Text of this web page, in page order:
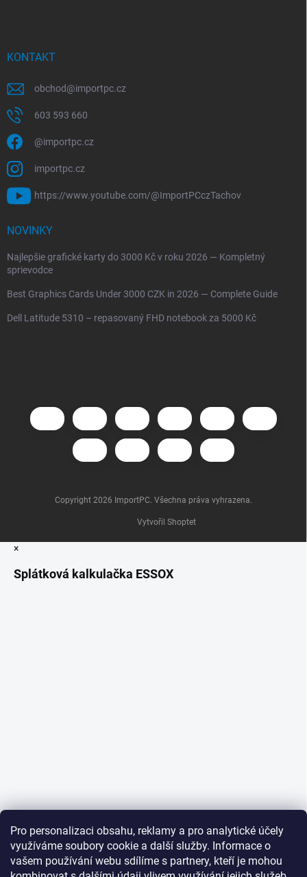
Pro personalizaci obsahu, reklamy a pro analytické účely
využíváme soubory cookie a další služby. Informace o
vašem používání webu sdílíme s partnery, kteří je mohou
KONTAKT
obchod@importpc.cz
603 593 660
@importpc.cz
importpc.cz
https://www.youtube.com/@ImportPCczTachov
NOVINKY
Najlepšie grafické karty do 3000 Kč v roku 2026 — Kompletný
sprievodce
Best Graphics Cards Under 3000 CZK in 2026 — Complete Guide
Dell Latitude 5310 – repasovaný FHD notebook za 5000 Kč
Vytvořil Shoptet
Copyright 2026 ImportPC. Všechna práva vyhrazena.
×
Splátková kalkulačka ESSOX